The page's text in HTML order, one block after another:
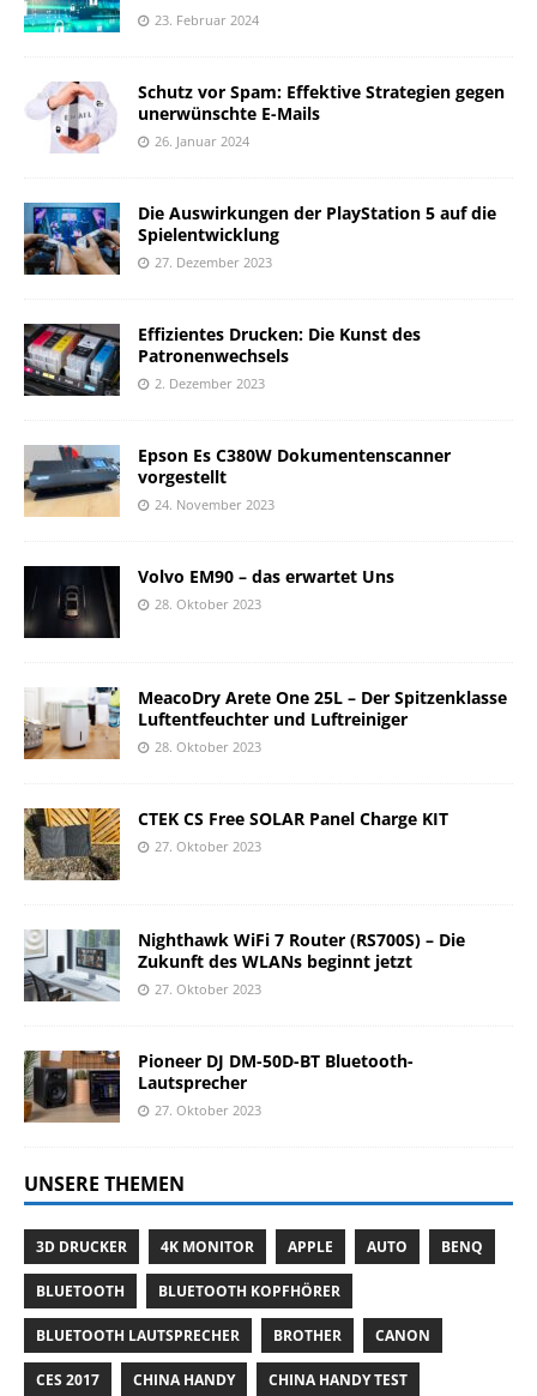
23. Februar 2024
Schutz vor Spam: Effektive Strategien gegen
unerwünschte E-Mails
26. Januar 2024
Die Auswirkungen der PlayStation 5 auf die
Spielentwicklung
27. Dezember 2023
Effizientes Drucken: Die Kunst des
Patronenwechsels
2. Dezember 2023
Epson Es C380W Dokumentenscanner
vorgestellt
24. November 2023
Volvo EM90 – das erwartet Uns
28. Oktober 2023
MeacoDry Arete One 25L – Der Spitzenklasse
Luftentfeuchter und Luftreiniger
28. Oktober 2023
CTEK CS Free SOLAR Panel Charge KIT
27. Oktober 2023
Nighthawk WiFi 7 Router (RS700S) – Die
Zukunft des WLANs beginnt jetzt
27. Oktober 2023
Pioneer DJ DM-50D-BT Bluetooth-
Lautsprecher
27. Oktober 2023
UNSERE THEMEN
3D DRUCKER 4K MONITOR APPLE AUTO BENQ
BLUETOOTH BLUETOOTH KOPFHÖRER
BLUETOOTH LAUTSPRECHER BROTHER CANON
CES 2017 CHINA HANDY CHINA HANDY TEST